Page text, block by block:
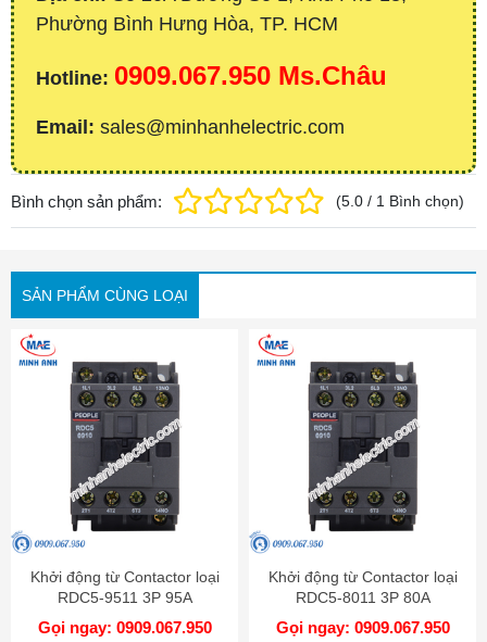
Phường Bình Hưng Hòa, TP. HCM
Hotline: 0909.067.950 Ms.Châu
Email: sales@minhanhelectric.com
Bình chọn sản phẩm: (5.0 / 1 Bình chọn)
SẢN PHẨM CÙNG LOẠI
Khởi động từ Contactor loại
RDC5-9511 3P 95A
Gọi ngay: 0909.067.950
Khởi động từ Contactor loại
RDC5-8011 3P 80A
Gọi ngay: 0909.067.950